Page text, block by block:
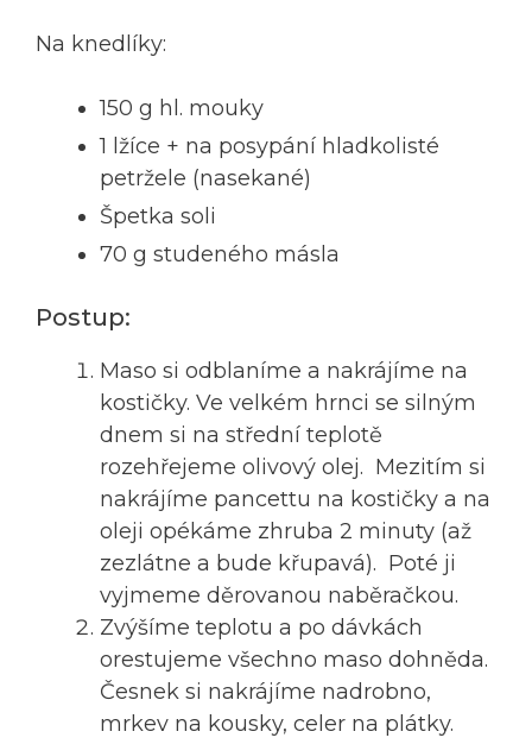
Na knedlíky:
150 g hl. mouky
1 lžíce + na posypání hladkolisté
petržele (nasekané)
Špetka soli
70 g studeného másla
Postup:
Maso si odblaníme a nakrájíme na
kostičky. Ve velkém hrnci se silným
dnem si na střední teplotě
rozehřejeme olivový olej. Mezitím si
nakrájíme pancettu na kostičky a na
oleji opékáme zhruba 2 minuty (až
zezlátne a bude křupavá). Poté ji
vyjmeme děrovanou naběračkou.
Zvýšíme teplotu a po dávkách
orestujeme všechno maso dohněda.
Česnek si nakrájíme nadrobno,
mrkev na kousky, celer na plátky.